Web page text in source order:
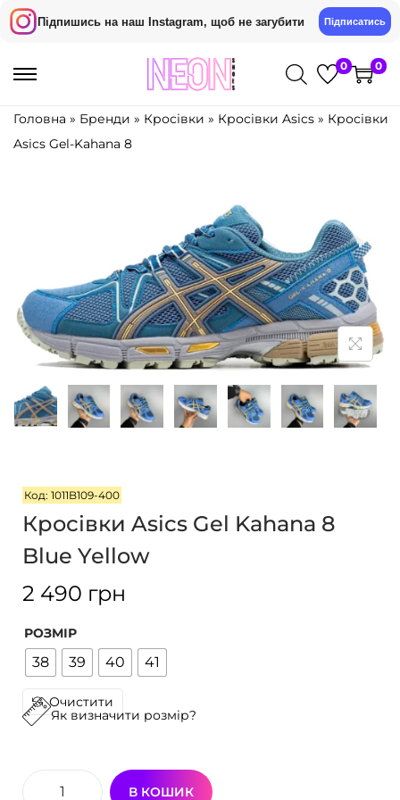
Підпишись на наш Instagram, щоб не загубити Підписатись
П
и
д
о
н
а
в
і
г
П
и
д
о
в
м
і
с
т
0 0
Головна » Бренди » Кросівки » Кросівки Asics » Кросівки
Asics Gel-Kahana 8
Код: 1011B109-400
Кросівки Asics Gel Kahana 8
Blue Yellow
2 490 грн
РОЗМІР
38 39 40 41
Очистити
Як визначити розмір?
В КОШИК